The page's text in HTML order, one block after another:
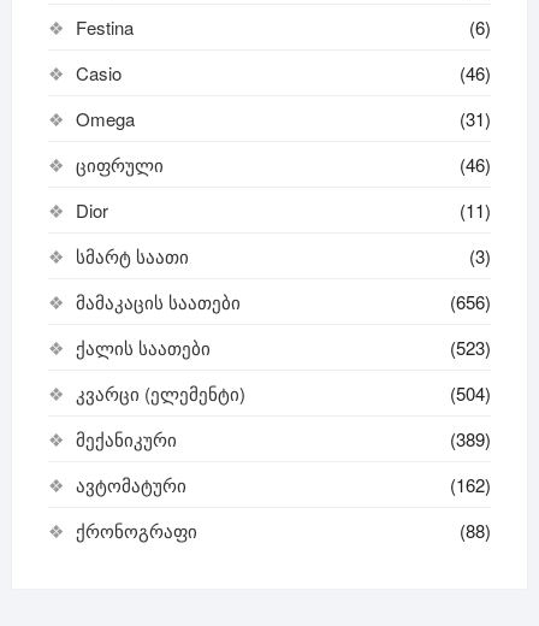
Festina
(6)
Casio
(46)
Omega
(31)
ციფრული
(46)
Dior
(11)
სმარტ საათი
(3)
მამაკაცის საათები
(656)
ქალის საათები
(523)
კვარცი (ელემენტი)
(504)
მექანიკური
(389)
ავტომატური
(162)
ქრონოგრაფი
(88)